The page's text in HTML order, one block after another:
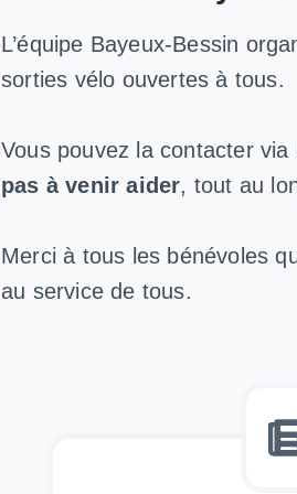
L’équipe Bayeux-Bessin
sorties vélo ouvertes à tous.
Vous pouvez la contacter
pas à venir aider, tout au
Merci à tous les bénévoles
au service de tous.